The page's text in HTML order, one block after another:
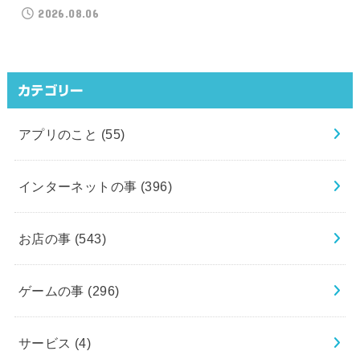
2026.08.06
カテゴリー
アプリのこと (55)
インターネットの事 (396)
お店の事 (543)
ゲームの事 (296)
サービス (4)